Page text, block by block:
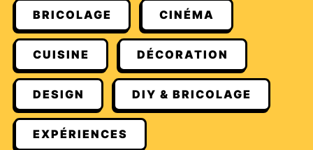
BRICOLAGE CINÉMA
CUISINE DÉCORATION
DESIGN DIY & BRICOLAGE
EXPÉRIENCES